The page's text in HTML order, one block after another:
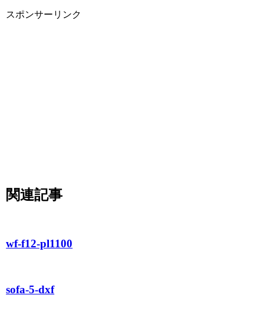
スポンサーリンク
関連記事
wf-f12-pl1100
sofa-5-dxf